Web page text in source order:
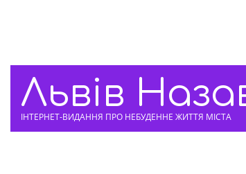
Львів
ІНТЕРНЕТ-ВИДАННЯ ПРО НЕБУДЕННЕ ЖИТТЯ МІСТА